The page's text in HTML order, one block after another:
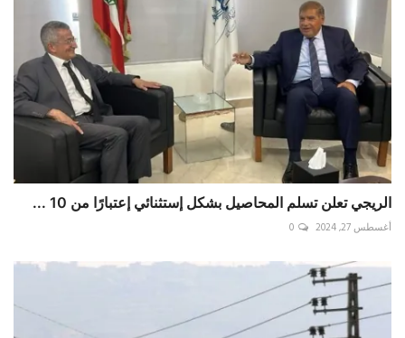
الريجي تعلن تسلم المحاصيل بشكل إستثنائي إعتبارًا من 10 ...
أغسطس 27, 2024 0